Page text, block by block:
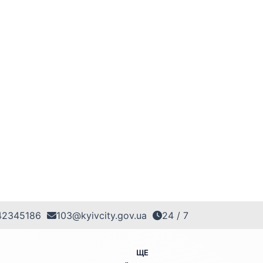
103@kyivcity.gov.ua 24 / 7
ЩЕ